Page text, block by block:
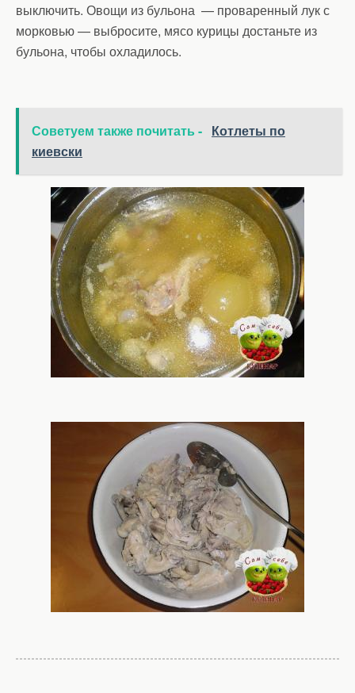
выключить. Овощи из бульона — проваренный лук с
морковью — выбросите, мясо курицы достаньте из
бульона, чтобы охладилось.
Советуем также почитать - Котлеты по
киевски